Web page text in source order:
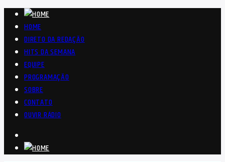
HOME
DIRETO DA REDAÇÃO
HITS DA SEMANA
EQUIPE
PROGRAMAÇÃO
SOBRE
CONTATO
OUVIR RÁDIO